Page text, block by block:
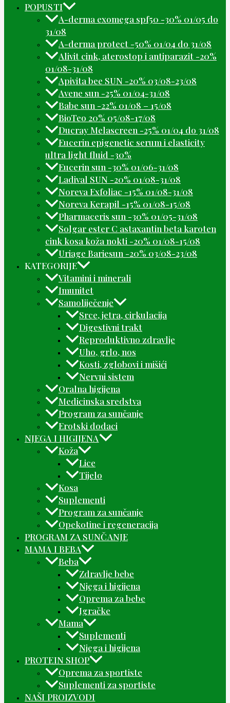
POPUSTI
A-derma exomega spf50 -30% 01/05 do
31/08
A-derma protect -50% 01/04 do 31/08
Alivit cink, aterostop i antiparazit -20%
01/08-31/08
Apivita bee SUN -20% 03/08-23/08
Avene sun -25% 01/04-31/08
Babe sun -22% 01/08 – 15/08
BioTeo 20% 05/08-17/08
Ducray Melascreen -25% 01/04 do 31/08
Eucerin epigenetic serum i elasticity
ultra light fluid -30%
Eucerin sun -30% 01/06-31/08
Ladival SUN -20% 01/08-31/08
Noreva Exfoliac -15% 01/08-31/08
Noreva Kerapil -15% 01/08-15/08
Pharmaceris sun -30% 01/05-31/08
Solgar ester C astaxantin beta karoten
cink kosa koža nokti -20% 01/08-15/08
Uriage Bariesun -20% 03/08-23/08
KATEGORIJE
Vitamini i minerali
Imunitet
Samoliječenje
Srce, jetra, cirkulacija
Digestivni trakt
Reproduktivno zdravlje
Uho, grlo, nos
Kosti, zglobovi i mišići
Nervni sistem
Oralna higijena
Medicinska sredstva
Program za sunčanje
Erotski dodaci
NJEGA I HIGIJENA
Koža
Lice
Tijelo
Kosa
Suplementi
Program za sunčanje
Opekotine i regeneracija
PROGRAM ZA SUNČANJE
MAMA I BEBA
Beba
Zdravlje bebe
Njega i higijena
Oprema za bebe
Igračke
Mama
Suplementi
Njega i higijena
PROTEIN SHOP
Oprema za sportiste
Suplementi za sportiste
NAŠI PROIZVODI